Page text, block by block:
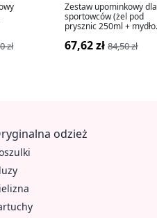
zł
Zestaw upominkowy dla
sportowców (żel pod
prysznic 250ml + mydło
67,62 zł 84,50 zł
odzież